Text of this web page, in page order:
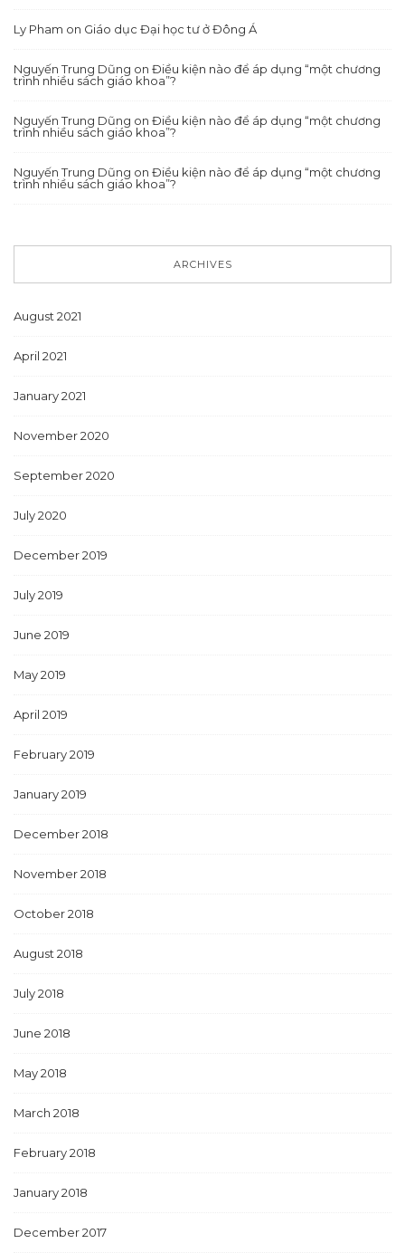
Ly Pham on Giáo dục Đại học tư ở Đông Á
Nguyến Trung Dũng on Điều kiện nào để áp dụng “một chương
trình nhiều sách giáo khoa”?
Nguyến Trung Dũng on Điều kiện nào để áp dụng “một chương
trình nhiều sách giáo khoa”?
Nguyến Trung Dũng on Điều kiện nào để áp dụng “một chương
trình nhiều sách giáo khoa”?
ARCHIVES
August 2021
April 2021
January 2021
November 2020
September 2020
July 2020
December 2019
July 2019
June 2019
May 2019
April 2019
February 2019
January 2019
December 2018
November 2018
October 2018
August 2018
July 2018
June 2018
May 2018
March 2018
February 2018
January 2018
December 2017